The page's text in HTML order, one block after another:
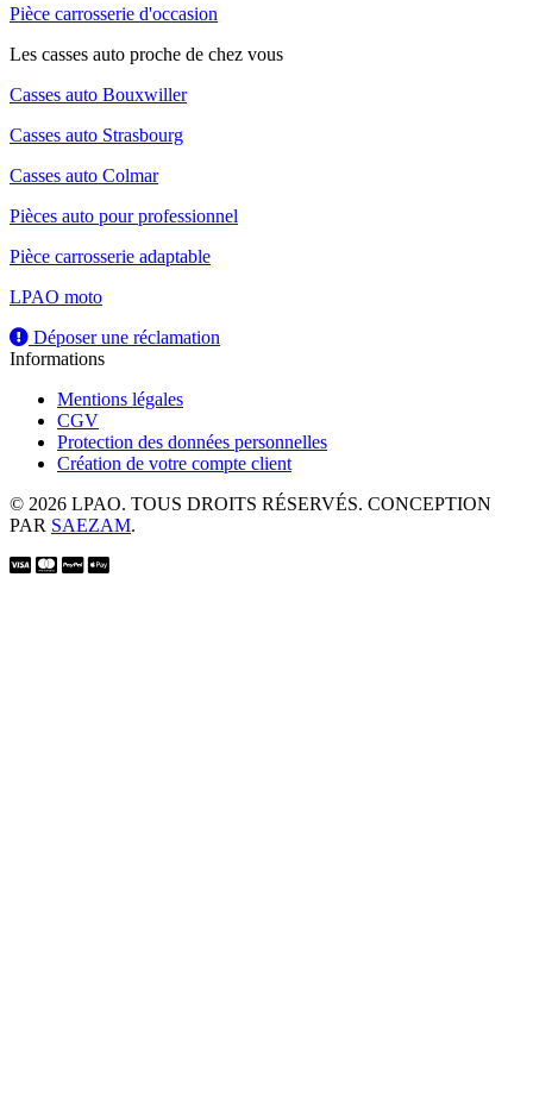
Pièce carrosserie d'occasion
Les casses auto proche de chez vous
Casses auto Bouxwiller
Casses auto Strasbourg
Casses auto Colmar
Pièces auto pour professionnel
Pièce carrosserie adaptable
LPAO moto
Déposer une réclamation
Informations
Mentions légales
CGV
Protection des données personnelles
Création de votre compte client
© 2026 LPAO. TOUS DROITS RÉSERVÉS. CONCEPTION
PAR SAEZAM.